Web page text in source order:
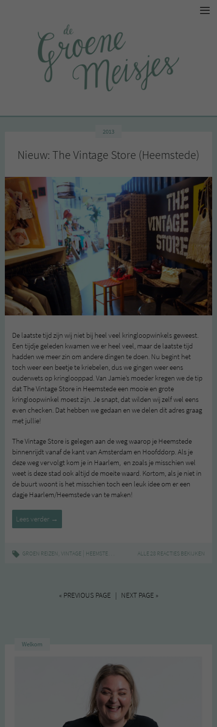
2013
Nieuw: The Vintage Store (Heemstede)
De laatste tijd zijn wij niet bij heel veel kringloopwinkels geweest.
Een tijdje geleden kwamen we er heel veel, maar de laatste tijd
hadden we meer zin om andere dingen te doen. Nu begint het
toch weer een beetje te kriebelen, dus we gingen weer eens
ouderwets op kringlooppad. Van Jamie’s moeder kregen we de tip
dat The Vintage Store in Heemstede een mooie en grote
kringloopwinkel moest zijn. Je snapt, dat wilden wij zelf wel eens
even checken. Dat hebben we gedaan en we delen dit adres graag
met jullie!
The Vintage Store is gelegen aan de weg waarop je Heemstede
binnenrijdt vanaf de kant van Amsterdam en Hoofddorp. Als je
deze weg vervolgt kom je in Haarlem, en zoals je misschien wel
weet is deze stad ook altijd de moeite waard. Kortom, als je niet in
de buurt woont is het misschien toch een leuk idee om er een
dagje Haarlem/Heemstede van te maken!
Lees verder Nieuw:
The
Store
→
GROEN REIZEN, VINTAGE HEEMSTEDE KLEDING,KRINGLOOP,THE VINTAGE
ALLE 28 REACTIES BEKIJKEN
« PREVIOUS PAGE | NEXT PAGE »
Welkom